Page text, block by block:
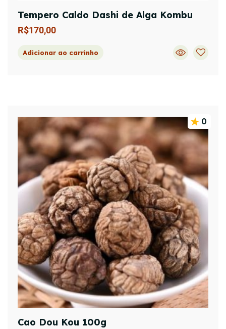
Tempero Caldo Dashi de Alga Kombu
R$170,00
Adicionar ao carrinho
0
Cao Dou Kou 100g